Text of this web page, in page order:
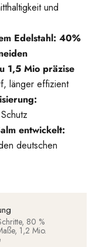
und
Edelstahl: 40%
1,5 Mio präzise
länger effizient
entwickelt:
deutschen
80 %
1,2 Mio.